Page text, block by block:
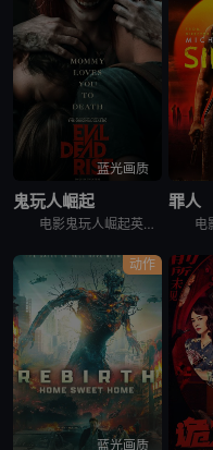
蓝光画质
鬼玩人崛起
电影鬼玩人崛起英文名Evil Dead Rise，讲述了：一对感情疏离的姐妹终于重聚，姐姐艾莉（阿丽莎·萨瑟兰 Alyssa Sutherland 饰）意外被恶魔附体，妹妹贝丝（莉莉·沙利文 Li
罪人
动作
蓝光画质